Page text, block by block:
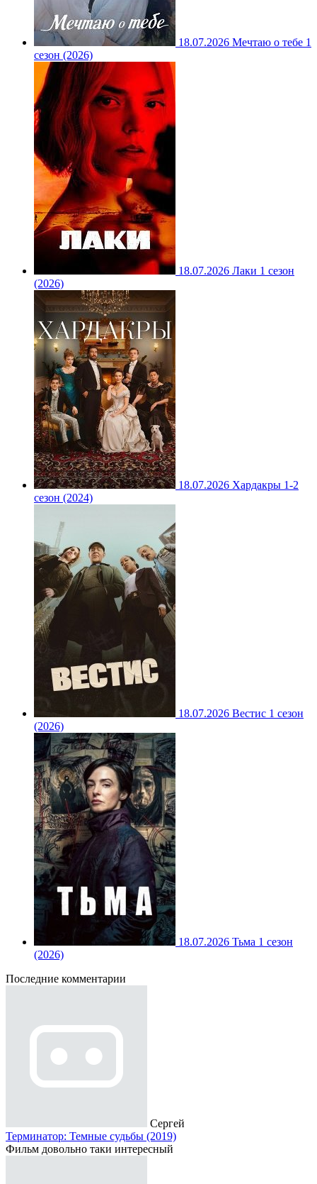
18.07.2026 Мечтаю о тебе 1
сезон (2026)
18.07.2026 Лаки 1 сезон
(2026)
18.07.2026 Хардакры 1-2
сезон (2024)
18.07.2026 Вестис 1 сезон
(2026)
18.07.2026 Тьма 1 сезон
(2026)
Последние комментарии
Сергей
Терминатор: Темные судьбы (2019)
Фильм довольно таки интересный